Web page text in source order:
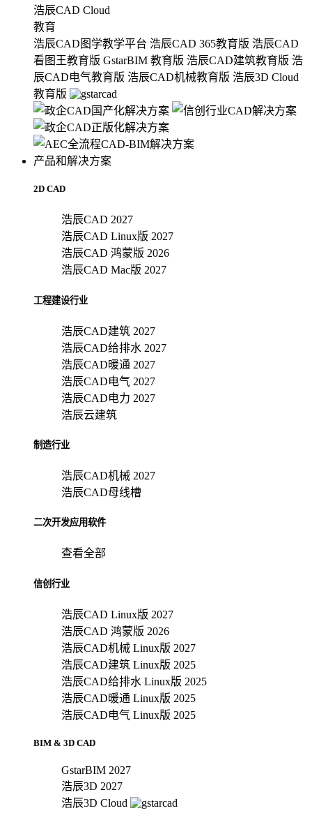
浩辰CAD Cloud
教育
浩辰CAD图学教学平台 浩辰CAD 365教育版 浩辰CAD
看图王教育版 GstarBIM 教育版 浩辰CAD建筑教育版 浩
辰CAD电气教育版 浩辰CAD机械教育版 浩辰3D Cloud
教育版
产品和解决方案
2D CAD
浩辰CAD 2027
浩辰CAD Linux版 2027
浩辰CAD 鸿蒙版 2026
浩辰CAD Mac版 2027
工程建设行业
浩辰CAD建筑 2027
浩辰CAD给排水 2027
浩辰CAD暖通 2027
浩辰CAD电气 2027
浩辰CAD电力 2027
浩辰云建筑
制造行业
浩辰CAD机械 2027
浩辰CAD母线槽
二次开发应用软件
查看全部
信创行业
浩辰CAD Linux版 2027
浩辰CAD 鸿蒙版 2026
浩辰CAD机械 Linux版 2027
浩辰CAD建筑 Linux版 2025
浩辰CAD给排水 Linux版 2025
浩辰CAD暖通 Linux版 2025
浩辰CAD电气 Linux版 2025
BIM & 3D CAD
GstarBIM 2027
浩辰3D 2027
浩辰3D Cloud